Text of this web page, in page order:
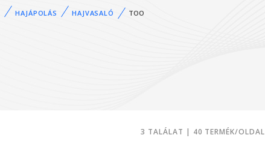
HAJÁPOLÁS HAJVASALÓ TOO
3 TALÁLAT | 40 TERMÉK/OLDAL